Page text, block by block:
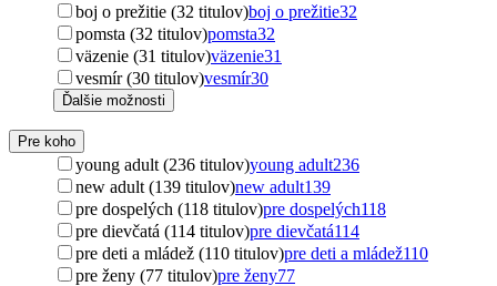
boj o prežitie (32 titulov)boj o prežitie32
pomsta (32 titulov)pomsta32
väzenie (31 titulov)väzenie31
vesmír (30 titulov)vesmír30
Ďalšie možnosti
Pre koho
young adult (236 titulov)young adult236
new adult (139 titulov)new adult139
pre dospelých (118 titulov)pre dospelých118
pre dievčatá (114 titulov)pre dievčatá114
pre deti a mládež (110 titulov)pre deti a mládež110
pre ženy (77 titulov)pre ženy77